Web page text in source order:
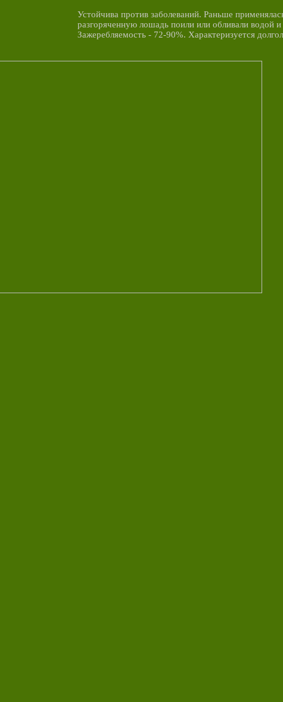
Устойчива против заболеваний. Раньше
разгоряченную лошадь поили или обливали водой и
Зажеребляемость - 72-90%. Характеризуется